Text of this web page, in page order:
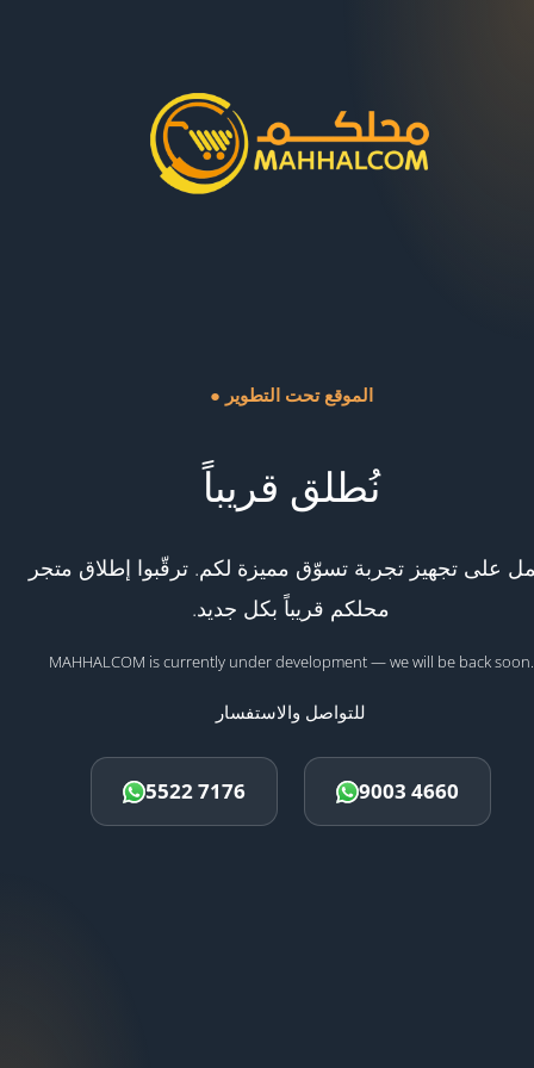
● الموقع تحت التطوير
نُطلق قريباً
على تجهيز تجربة تسوّق مميزة لكم. ترقّبوا إطلاق متجر
محلكم قريباً بكل جديد.
MAHHALCOM is currently under development — we will be back soon.
للتواصل والاستفسار
5522 7176 9003 4660